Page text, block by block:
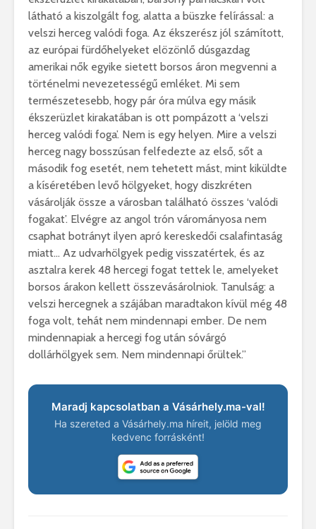
látható a kiszolgált fog, alatta a büszke felírással: a
velszi herceg valódi foga. Az ékszerész jól számított,
az európai fürdőhelyeket elözönlő dúsgazdag
amerikai nők egyike sietett borsos áron megvenni a
történelmi nevezetességű emléket. Mi sem
természetesebb, hogy pár óra múlva egy másik
ékszerüzlet kirakatában is ott pompázott a ‘velszi
herceg valódi foga’. Nem is egy helyen. Mire a velszi
herceg nagy bosszúsan felfedezte az első, sőt a
második fog esetét, nem tehetett mást, mint kiküldte
a kíséretében levő hölgyeket, hogy diszkréten
vásárolják össze a városban található összes ‘valódi
fogakat’. Elvégre az angol trón várományosa nem
csaphat botrányt ilyen apró kereskedői csalafintaság
miatt… Az udvarhölgyek pedig visszatértek, és az
asztalra kerek 48 hercegi fogat tettek le, amelyeket
borsos árakon kellett összevásárolniok. Tanulság: a
velszi hercegnek a szájában maradtakon kívül még 48
foga volt, tehát nem mindennapi ember. De nem
mindennapiak a hercegi fog után sóvárgó
dollárhölgyek sem. Nem mindennapi őrültek.”
Maradj kapcsolatban a Vásárhely.ma-val!
Ha szereted a Vásárhely.ma híreit, jelöld meg
kedvenc forrásként!